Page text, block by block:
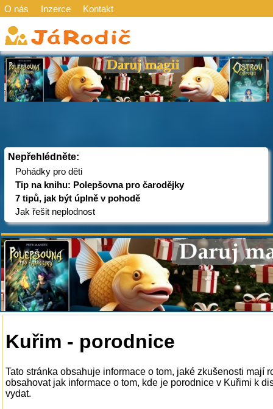
O nás Inzerce Kontakt
Nepřehlédněte:
Pohádky pro děti
Tip na knihu: Polepšovna pro čarodějky
7 tipů, jak být úplně v pohodě
Jak řešit neplodnost
Kuřim - porodnice
Tato stránka obsahuje informace o tom, jaké zkušenosti mají
obsahovat jak informace o tom, kde je porodnice v Kuřimi k
vydat.